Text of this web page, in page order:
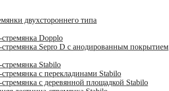
двухстороннего типа
Dopplo
стремянка Sepro D с анодированным покрытием
Stabilo
с перекладинами Stabilo
с деревянной площадкой Stabilo